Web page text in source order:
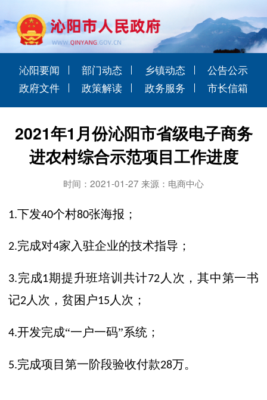
沁阳要闻 部门动态 乡镇动态
公告公示
政府文件
政策解读 政务服务 市长信箱
2021年1月份沁阳市省级电子商务
进农村综合示范项目工作进度
时间：2021-01-27 来源：电商中心
1.下发40个村80张海报；
2.完成对4家入驻企业的技术指导；
3.完成1期提升班培训共计72 人次，其中第一书
记2人次，贫困户15 人次；
4.开发完成“一户一码”系统；
5.完成项目第一阶段验收付款28万。